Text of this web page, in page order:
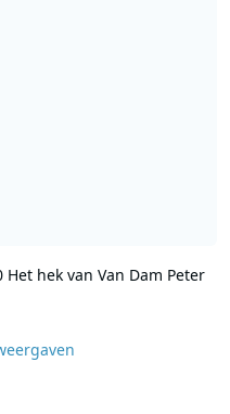
Het hek van Van Dam Peter